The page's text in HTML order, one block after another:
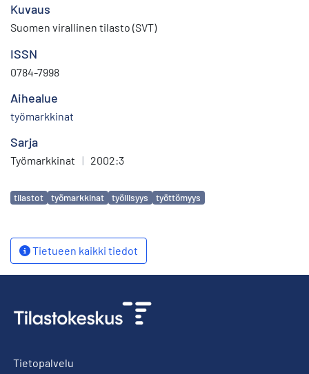
Kuvaus
Suomen virallinen tilasto (SVT)
ISSN
0784-7998
Aihealue
työmarkkinat
Sarja
Työmarkkinat | 2002:3
Avainsanat
tilastot työmarkkinat työllisyys työttömyys
Tietueen kaikki tiedot
Tietopalvelu